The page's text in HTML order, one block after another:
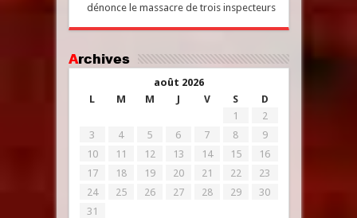
dénonce le massacre de trois inspecteurs
Archives
août 2026
L
M M J V S D
1
2
3
4 5 6 7 8
9
10
11 12 13 14 15
16
17
18 19 20 21 22
23
24
25 26 27 28 29
30
31